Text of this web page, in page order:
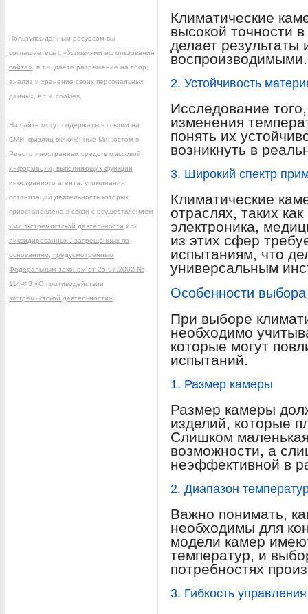
Климатические
высокой точности
делает
воспроизводимыми.
2. Устойчивость
Исследование
изменения
понять их
возникнуть в
3. Широкий спектр
Климатические
отраслях, таких
электроника,
из этих сфер
испытаниям, что
универсальным
Особенности
При выборе
необходимо
которые могут
испытаний.
1. Размер камеры
Размер камеры
изделий, которые
Слишком
возможности, а
неэффективной в
2. Диапазон
Важно понимать,
необходимы для
модели камер
температур, и
потребностях
3. Гибкость управления
Пользуясь данным ресурсом вы
соглашаетесь с «Условиями использования
сайта» , в т.ч. даёте разрешение на сбор,
анализ и хранение своих персональных
данных, в т.ч. cookies.
На сайте могут содержаться ссылки на
СМИ, физлиц включённые Минюстом в
Реестр иностранных средств массовой
информации, выполняющих функции
иностранного агента , упоминания
организаций деятельность которых
приостановлена в связи с осуществлением
ими экстремистской деятельности или
ликвидированных / запрещённых по
основаниям, предусмотренным
Федеральным законом от 25.07.2002 №
114-ФЗ «О противодействии
экстремистской деятельности»